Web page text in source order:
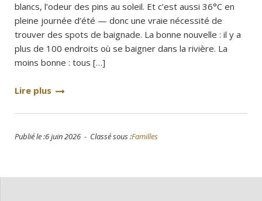
blancs, l’odeur des pins au soleil. Et c’est aussi 36°C en
pleine journée d’été — donc une vraie nécessité de
trouver des spots de baignade. La bonne nouvelle : il y a
plus de 100 endroits où se baigner dans la rivière. La
moins bonne : tous […]
Lire plus
Publié le :6 juin 2026 - Classé sous :Familles